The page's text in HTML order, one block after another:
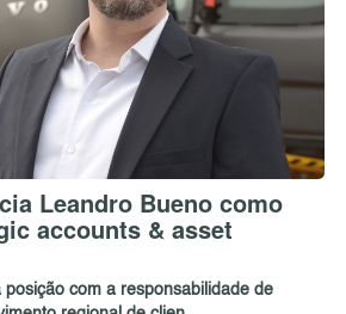
Leandro Bueno como
accounts & asset
com a responsabilidade de